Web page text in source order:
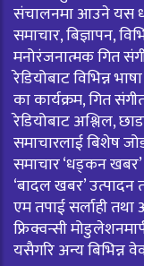
संचालनमा आउने यस
समाचार, बिज्ञापन,
मनोरंजनात्मक गित
रेडियोबाट विभिन्न
का कार्यक्रम, गित
रेडियोबाट अश्लिल,
समाचारलाई बिशेष
समाचार ‘धड्कन
‘बादल खबर’
एम तपाई सर्लाही
फ्रिक्वन्सी
यसैगरि अन्य बिभिन्न